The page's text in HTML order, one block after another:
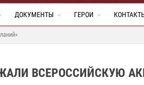
ДОКУМЕНТЫ ГЕРОИ
ВСЕРОССИЙСКУЮ